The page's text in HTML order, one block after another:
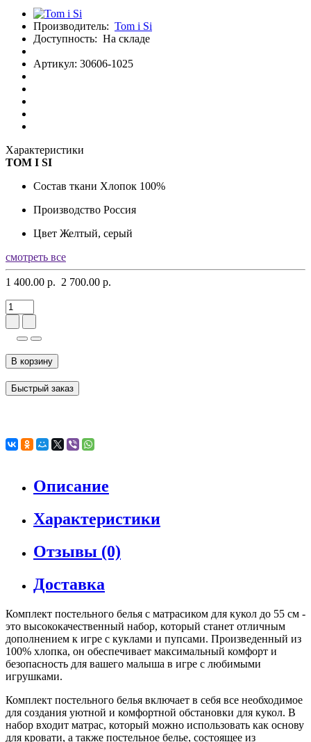
Производитель: Tom i Si
Доступность: На складе
Артикул: 30606-1025
Характеристики
TOM I SI
Состав ткани Хлопок 100%
Производство Россия
Цвет Желтый, серый
смотреть все
1 400.00 р. 2 700.00 р.
В корзину
Быстрый заказ
Описание
Характеристики
Отзывы (0)
Доставка
Комплект постельного белья с матрасиком для кукол до 55 см -
это высококачественный набор, который станет отличным
дополнением к игре с куклами и пупсами. Произведенный из
100% хлопка, он обеспечивает максимальный комфорт и
безопасность для вашего малыша в игре с любимыми
игрушками.
Комплект постельного белья включает в себя все необходимое
для создания уютной и комфортной обстановки для кукол. В
набор входит матрас, который можно использовать как основу
для кровати, а также постельное белье, состоящее из